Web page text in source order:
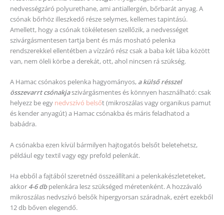
nedvességzáró polyurethane, ami antiallergén, bőrbarát anyag. A
csónak bőrhöz illeszkedő része selymes, kellemes tapintású.
Amellett, hogy a csónak tökéletesen szellőzik, a nedvességet
szivárgásmentesen tartja bent és más mosható pelenka
rendszerekkel ellentétben a vízzáró rész csak a baba két lába között
van, nem öleli körbe a derekát, ott, ahol nincsen rá szükség.
A Hamac csónakos pelenka hagyományos, a külső résszel
összevarrt csónakjaszivárgásmentes és könnyen használható: csak
helyezz be egy nedvszívó belsőt (mikroszálas vagy organikus pamut
és kender anyagút) a Hamac csónakba és máris feladhatod a
babádra.
A csónakba ezen kívül bármilyen hajtogatós belsőt beletehetsz,
például egy textil vagy egy prefold pelenkát.
Ha ebből a fajtából szeretnéd összeállítani a pelenkakészleteteket,
akkor 4-6 db pelenkára lesz szükséged méretenként. A hozzávaló
mikroszálas nedvszívó belsők hipergyorsan száradnak, ezért ezekből
12 db bőven elegendő.